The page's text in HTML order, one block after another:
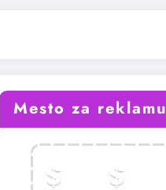
Mesto za reklamu